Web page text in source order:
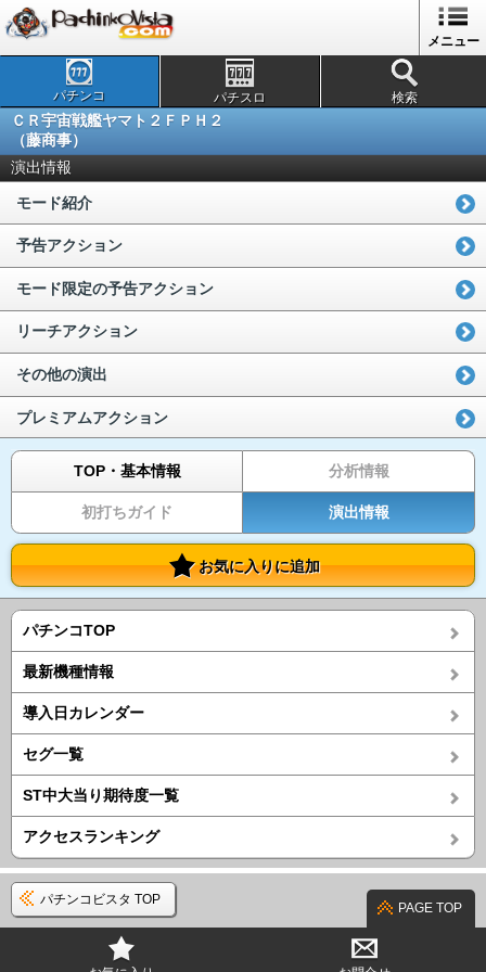
メニュー
パチンコ パチスロ 検索
ＣＲ宇宙戦艦ヤマト２ＦＰＨ２
（藤商事）
演出情報
モード紹介
予告アクション
モード限定の予告アクション
リーチアクション
その他の演出
プレミアムアクション
TOP・基本情報 分析情報
初打ちガイド 演出情報
お気に入りに追加
パチンコTOP
最新機種情報
導入日カレンダー
セグ一覧
ST中大当り期待度一覧
アクセスランキング
パチンコビスタ TOP
PAGE TOP